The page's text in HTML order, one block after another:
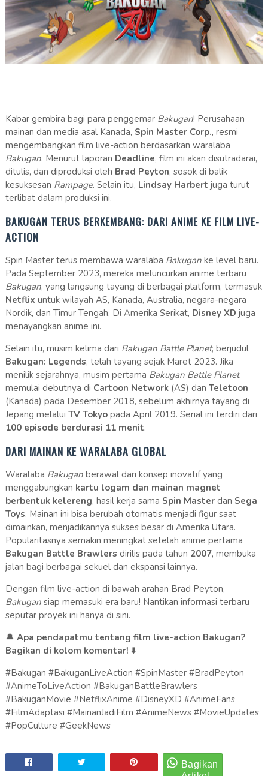
Kabar gembira bagi para penggemar Bakugan! Perusahaan
mainan dan media asal Kanada, Spin Master Corp., resmi
mengembangkan film live-action berdasarkan waralaba
Bakugan. Menurut laporan Deadline, film ini akan disutradarai,
ditulis, dan diproduksi oleh Brad Peyton, sosok di balik
kesuksesan Rampage. Selain itu, Lindsay Harbert juga turut
terlibat dalam produksi ini.
BAKUGAN TERUS BERKEMBANG: DARI ANIME KE FILM LIVE-
ACTION
Spin Master terus membawa waralaba Bakuganke level baru.
Pada September 2023, mereka meluncurkan anime terbaru
Bakugan, yang langsung tayang di berbagai platform, termasuk
Netflix untuk wilayah AS, Kanada, Australia, negara-negara
Nordik, dan Timur Tengah. Di Amerika Serikat, Disney XD juga
menayangkan anime ini.
Selain itu, musim kelima dari Bakugan Battle Planet, berjudul
Bakugan: Legends, telah tayang sejak Maret 2023. Jika
menilik sejarahnya, musim pertama Bakugan Battle Planet
memulai debutnya di Cartoon Network(AS) dan Teletoon
(Kanada) pada Desember 2018, sebelum akhirnya tayang di
Jepang melalui TV Tokyopada April 2019. Serial ini terdiri dari
100 episode berdurasi 11 menit.
DARI MAINAN KE WARALABA GLOBAL
Waralaba Bakuganberawal dari konsep inovatif yang
menggabungkan kartu logam dan mainan magnet
berbentuk kelereng, hasil kerja sama Spin Masterdan Sega
Toys. Mainan ini bisa berubah otomatis menjadi figur saat
dimainkan, menjadikannya sukses besar di Amerika Utara.
Popularitasnya semakin meningkat setelah anime pertama
Bakugan Battle Brawlers dirilis pada tahun 2007, membuka
jalan bagi berbagai sekuel dan ekspansi lainnya.
Dengan film live-action di bawah arahan Brad Peyton,
Bakugansiap memasuki era baru! Nantikan informasi terbaru
seputar proyek ini hanya di sini.
🔔 Apa pendapatmu tentang film live-action Bakugan?
Bagikan di kolom komentar! ⬇️
#Bakugan #BakuganLiveAction #SpinMaster #BradPeyton
#AnimeToLiveAction #BakuganBattleBrawlers
#BakuganMovie #NetflixAnime #DisneyXD #AnimeFans
#FilmAdaptasi #MainanJadiFilm #AnimeNews #MovieUpdates
#PopCulture #GeekNews